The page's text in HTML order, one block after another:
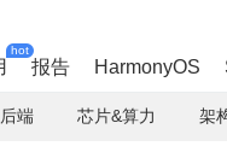
hot
报告 HarmonyOS
后端 芯片&算力 架